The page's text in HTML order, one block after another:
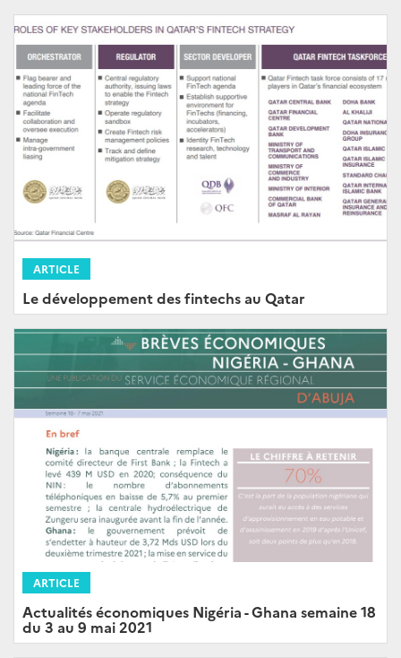
ARTICLE
Le développement des fintechs au Qatar
ARTICLE
Actualités économiques Nigéria - Ghana semaine 18
du 3 au 9 mai 2021